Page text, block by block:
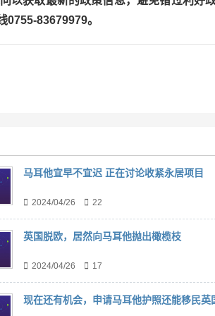
83679979。
马耳他宜早不宜迟 正在讨论收紧永居项目
2024/04/26 22
英国脱欧，居然向马耳他抛出橄榄枝
2024/04/26 17
现在还有机会，申请马耳他护照还能移民英